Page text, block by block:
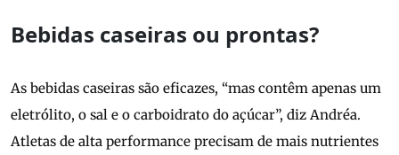
Bebidas caseiras ou prontas?
As bebidas caseiras são eficazes, “mas contêm apenas um
eletrólito, o sal e o carboidrato do açúcar”, diz Andréa.
Atletas de alta performance precisam de mais nutrientes